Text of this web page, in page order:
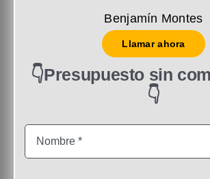
Benjamín Montes
Llamar ahora
👇Presupuesto sin
👇